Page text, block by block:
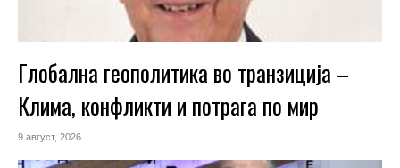
Глобална геополитика во транзиција –
Клима, конфликти и потрага по мир
9 август, 2026